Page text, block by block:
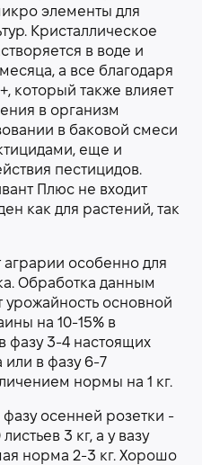
элементы для
Кристаллическое
в воде и
а все благодаря
который также влияет
в организм
в баковой смеси
еще и
пестицидов.
Плюс не входит
как для растений, так
особенно для
Обработка данным
урожайность основной
на 10-15% в
фазу 3-4 настоящих
или в фазу 6-7
нормы на 1 кг.
осенней розетки -
3 кг, а у вазу
норма 2-3 кг. Хорошо